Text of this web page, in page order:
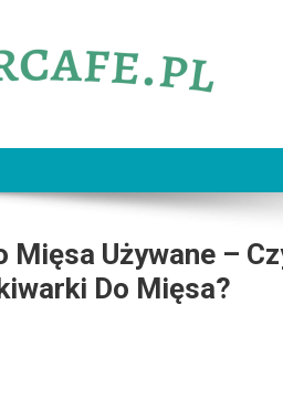
Mięsa Używane –
Do Mięsa?